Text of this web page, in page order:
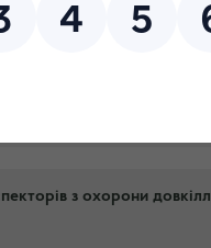
області
з охорони